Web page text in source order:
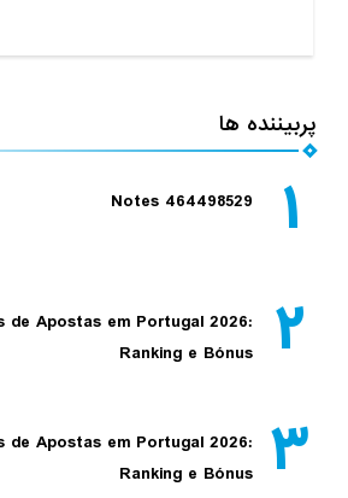
پربیننده ها
۱ Notes 464498529
۲
de Apostas em Portugal 2026:
Ranking e Bónus
۳
de Apostas em Portugal 2026:
Ranking e Bónus